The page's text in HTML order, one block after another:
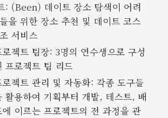
: (Been) 데이트 장소 탐색이 어려
을 위한 장소 추천 및 데이트 코스
서비스
로젝트 팀장: 3명의 연수생으로 구성
프로젝트 팀 리드
로젝트 관리 및 자동화: 각종 도구들
활용하여 기획부터 개발, 테스트, 배
에 이르는 프로젝트의 전 과정을 관